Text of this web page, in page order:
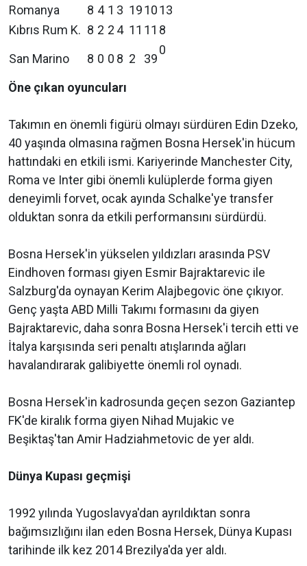
Romanya 8 4 1 3 191013
Kıbrıs Rum K. 8 2 2 4 11 11 8
San Marino
8 0 0 8 2 39
0
Öne çıkan oyuncuları
Takımın en önemli figürü olmayı sürdüren Edin Dzeko,
40 yaşında olmasına rağmen Bosna Hersek'in hücum
hattındaki en etkili ismi. Kariyerinde Manchester City,
Roma ve Inter gibi önemli kulüplerde forma giyen
deneyimli forvet, ocak ayında Schalke'ye transfer
olduktan sonra da etkili performansını sürdürdü.
Bosna Hersek'in yükselen yıldızları arasında PSV
Eindhoven forması giyen Esmir Bajraktarevic ile
Salzburg'da oynayan Kerim Alajbegovic öne çıkıyor.
Genç yaşta ABD Milli Takımı formasını da giyen
Bajraktarevic, daha sonra Bosna Hersek'i tercih etti ve
İtalya karşısında seri penaltı atışlarında ağları
havalandırarak galibiyette önemli rol oynadı.
Bosna Hersek'in kadrosunda geçen sezon Gaziantep
FK'de kiralık forma giyen Nihad Mujakic ve
Beşiktaş'tan Amir Hadziahmetovic de yer aldı.
Dünya Kupası geçmişi
1992 yılında Yugoslavya'dan ayrıldıktan sonra
bağımsızlığını ilan eden Bosna Hersek, Dünya Kupası
tarihinde ilk kez 2014 Brezilya'da yer aldı.